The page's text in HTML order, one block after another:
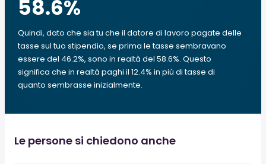
58.6%
Quindi, dato che sia tu che il datore di lavoro pagate delle
tasse sul tuo stipendio, se prima le tasse sembravano
essere del 46.2%, sono in realtà del 58.6%. Questo
significa che in realtà paghi il 12.4% in più di tasse di
quanto sembrasse inizialmente.
Le persone si chiedono anche